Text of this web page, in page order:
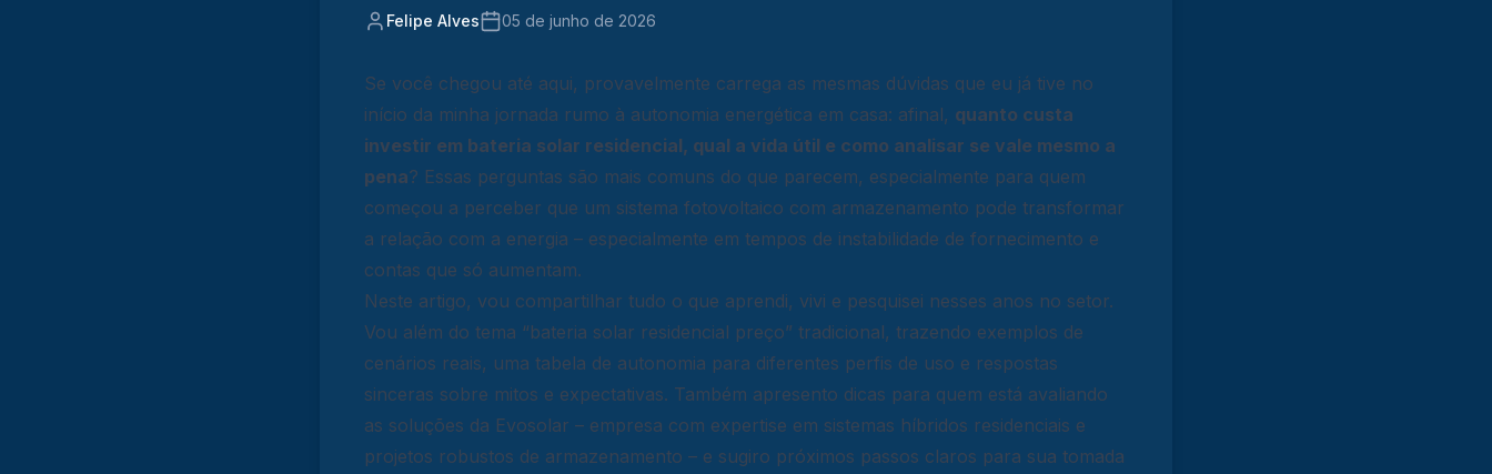
Felipe Alves 05 de junho de 2026
Se você chegou até aqui, provavelmente carrega as mesmas dúvidas que eu já tive no
início da minha jornada rumo à autonomia energética em casa: afinal, quanto custa
investir em bateria solar residencial, qual a vida útil e como analisar se vale mesmo a
pena? Essas perguntas são mais comuns do que parecem, especialmente para quem
começou a perceber que um sistema fotovoltaico com armazenamento pode transformar
a relação com a energia – especialmente em tempos de instabilidade de fornecimento e
contas que só aumentam.
Neste artigo, vou compartilhar tudo o que aprendi, vivi e pesquisei nesses anos no setor.
Vou além do tema “bateria solar residencial preço” tradicional, trazendo exemplos de
cenários reais, uma tabela de autonomia para diferentes perfis de uso e respostas
sinceras sobre mitos e expectativas. Também apresento dicas para quem está avaliando
as soluções da Evosolar – empresa com expertise em sistemas híbridos residenciais e
projetos robustos de armazenamento – e sugiro próximos passos claros para sua tomada